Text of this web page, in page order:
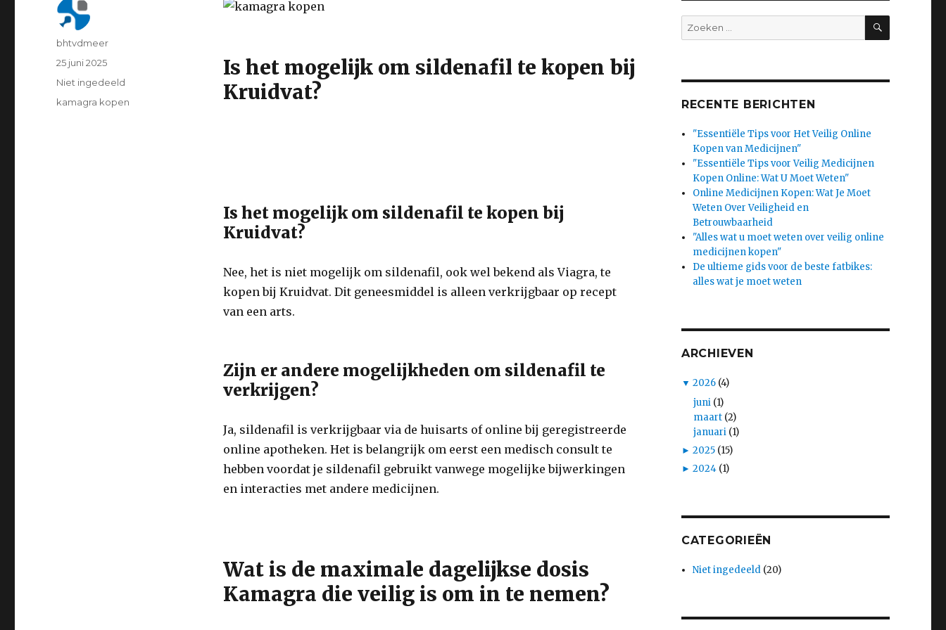
Is het mogelijk om sildenafil te kopen bij
Kruidvat?
Is het mogelijk om sildenafil te kopen bij
Kruidvat?
Nee, het is niet mogelijk om sildenafil, ook wel bekend als Viagra, te
kopen bij Kruidvat. Dit geneesmiddel is alleen verkrijgbaar op recept
van een arts.
Zijn er andere mogelijkheden om sildenafil te
verkrijgen?
Ja, sildenafil is verkrijgbaar via de huisarts of online bij geregistreerde
online apotheken. Het is belangrijk om eerst een medisch consult te
hebben voordat je sildenafil gebruikt vanwege mogelijke bijwerkingen
en interacties met andere medicijnen.
Wat is de maximale dagelijkse dosis
Kamagra die veilig is om in te nemen?
Author
bhtvdmeer
Posted
on
25 juni 2025
Categorie
Niet ingedeeld
Tags
kamagra kopen
Search
for:
SEARCH
RECENTE BERICHTEN
"Essentiële Tips voor Het Veilig Online
Kopen van Medicijnen"
"Essentiële Tips voor Veilig Medicijnen
Kopen Online: Wat U Moet Weten"
Online Medicijnen Kopen: Wat Je Moet
Weten Over Veiligheid en
Betrouwbaarheid
"Alles wat u moet weten over veilig online
medicijnen kopen"
De ultieme gids voor de beste fatbikes:
alles wat je moet weten
ARCHIEVEN
▼ 2026 (4)
juni (1)
maart (2)
januari (1)
► 2025 (15)
► 2024 (1)
CATEGORIEËN
Niet ingedeeld (20)